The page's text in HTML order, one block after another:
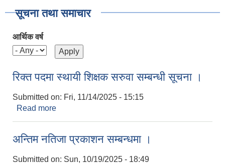
सूचना तथा समाचार
आर्थिक वर्ष
रिक्त पदमा स्थायी शिक्षक सरुवा सम्बन्धी सूचना ।
Submitted on: Fri, 11/14/2025 - 15:15
Read more
अन्तिम नतिजा प्रकाशन सम्बन्धमा ।
Submitted on: Sun, 10/19/2025 - 18:49